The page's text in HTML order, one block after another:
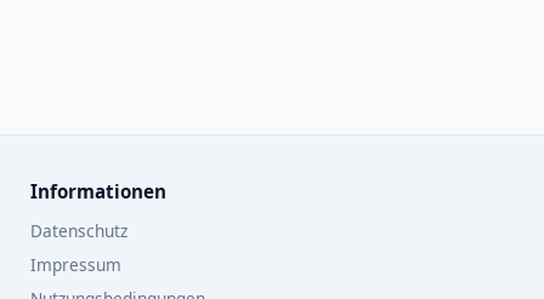
Informationen
Datenschutz
Impressum